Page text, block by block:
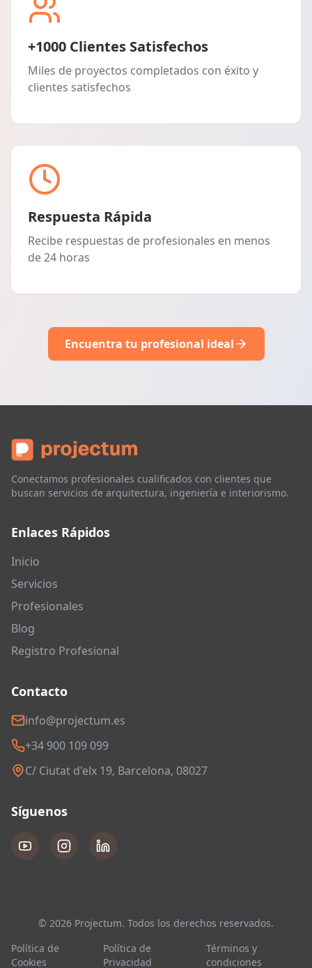
+1000 Clientes Satisfechos
Miles de proyectos completados con éxito y
clientes satisfechos
Respuesta Rápida
Recibe respuestas de profesionales en menos
de 24 horas
Encuentra tu profesional ideal
Conectamos profesionales cualificados con clientes que
buscan servicios de arquitectura, ingeniería e interiorismo.
Enlaces Rápidos
Inicio
Servicios
Profesionales
Blog
Registro Profesional
Contacto
info@projectum.es
+34 900 109 099
C/ Ciutat d'elx 19, Barcelona, 08027
Síguenos
© 2026 Projectum. Todos los derechos reservados.
Política de
Cookies
Política de
Privacidad
Términos y
condiciones